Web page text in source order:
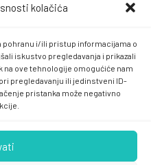
kolačića
pohranu i/ili pristup informacijama o
iskustvo pregledavanja i prikazali
na ove tehnologije omogućiće nam
pregledavanju ili jedinstveni ID-
pristanka može negativno